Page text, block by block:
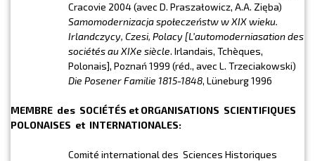
Cracovie 2004 (avec D. Praszałowicz, A.A. Zięba)
Samomodernizacja społeczeństw w XIX wieku.
Irlandczycy, Czesi, Polacy [L’automoderniasation des
sociétés au XIXe siècle. Irlandais, Tchèques,
Polonais], Poznań 1999 (réd., avec L. Trzeciakowski)
Die Posener Familie 1815-1848, Lüneburg 1996
MEMBRE des SOCIÉTÉS et ORGANISATIONS SCIENTIFIQUES
POLONAISES et INTERNATIONALES:
Comité international des Sciences Historiques